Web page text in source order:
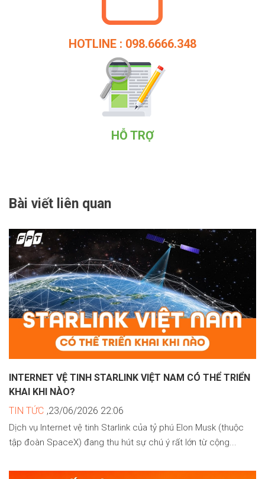
HOTLINE : 098.6666.348
HỖ TRỢ
Bài viết liên quan
INTERNET VỆ TINH STARLINK VIỆT NAM CÓ THỂ TRIỂN
KHAI KHI NÀO?
TIN TỨC ,23/06/2026 22:06
Dịch vụ Internet vệ tinh Starlink của tỷ phú Elon Musk (thuộc
tập đoàn SpaceX) đang thu hút sự chú ý rất lớn từ cộng...